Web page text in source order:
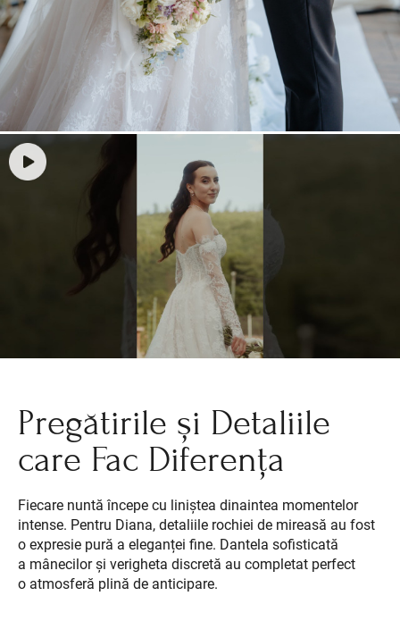
Pregătirile și Detaliile
care Fac Diferența
Fiecare nuntă începe cu liniștea dinaintea momentelor
intense. Pentru Diana, detaliile rochiei de mireasă au fost
o expresie pură a eleganței fine. Dantela sofisticată
a mânecilor și verigheta discretă au completat perfect
o atmosferă plină de anticipare.